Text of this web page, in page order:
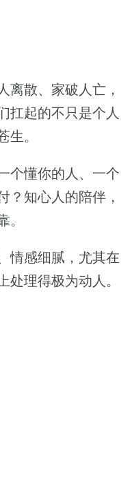
离散、家破人亡，
扛起的不只是个人
生。
个懂你的人、一个
？知心人的陪伴，
。
情感细腻，尤其在
处理得极为动人。